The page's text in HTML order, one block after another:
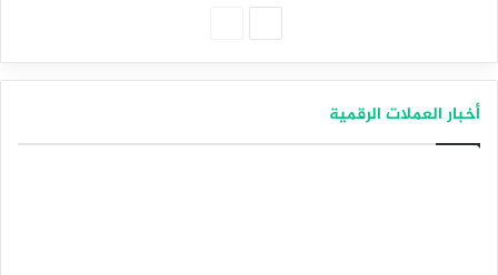
أخبار العملات الرقمية